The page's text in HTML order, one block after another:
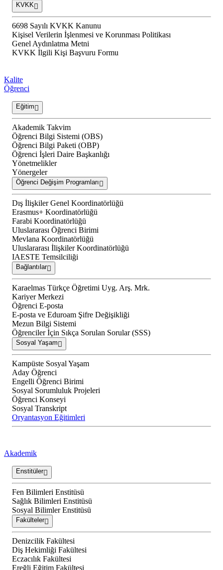
KVKK
6698 Sayılı KVKK Kanunu
Kişisel Verilerin İşlenmesi ve Korunması Politikası
Genel Aydınlatma Metni
KVKK İlgili Kişi Başvuru Formu
Kalite
Öğrenci
Eğitim
Akademik Takvim
Öğrenci Bilgi Sistemi (OBS)
Öğrenci Bilgi Paketi (OBP)
Öğrenci İşleri Daire Başkanlığı
Yönetmelikler
Yönergeler
Öğrenci Değişim Programları
Dış İlişkiler Genel Koordinatörlüğü
Erasmus+ Koordinatörlüğü
Farabi Koordinatörlüğü
Uluslararası Öğrenci Birimi
Mevlana Koordinatörlüğü
Uluslararası İlişkiler Koordinatörlüğü
IAESTE Temsilciliği
Bağlantılar
Karaelmas Türkçe Öğretimi Uyg. Arş. Mrk.
Kariyer Merkezi
Öğrenci E-posta
E-posta ve Eduroam Şifre Değişikliği
Mezun Bilgi Sistemi
Öğrenciler İçin Sıkça Sorulan Sorular (SSS)
Sosyal Yaşam
Kampüste Sosyal Yaşam
Aday Öğrenci
Engelli Öğrenci Birimi
Sosyal Sorumluluk Projeleri
Öğrenci Konseyi
Sosyal Transkript
Oryantasyon Eğitimleri
Akademik
Enstitüler
Fen Bilimleri Enstitüsü
Sağlık Bilimleri Enstitüsü
Sosyal Bilimler Enstitüsü
Fakülteler
Denizcilik Fakültesi
Diş Hekimliği Fakültesi
Eczacılık Fakültesi
Ereğli Eğitim Fakültesi